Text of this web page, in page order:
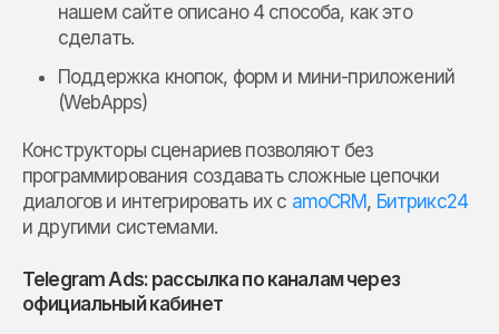
нашем сайте описано 4 способа, как это
сделать.
Поддержка кнопок, форм и мини-приложений
(WebApps)
Конструкторы сценариев позволяют без
программирования создавать сложные цепочки
диалогов и интегрировать их с amoCRM, Битрикс24
и другими системами.
Telegram Ads: рассылка по каналам через
официальный кабинет